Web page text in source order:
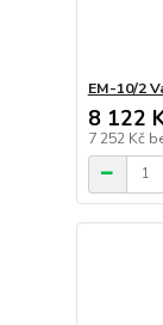
EM-10/2
8 122
7 252 Kč